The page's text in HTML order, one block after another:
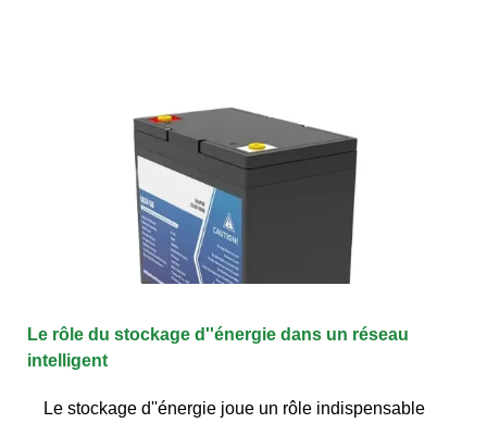
Le rôle du stockage d''énergie dans un réseau
intelligent
Le stockage d''énergie joue un rôle indispensable